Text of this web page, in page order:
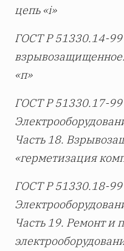
цепь «i»
ГОСТ Р 51330.14-99
«п»
ГОСТ Р 51330.17-
Часть 18.
«герметизация
ГОСТ Р 51330.18-
Часть 19. Ремонт и